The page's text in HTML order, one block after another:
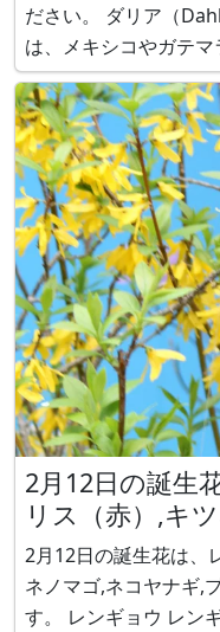
ださい。 ダリア（Dahlia、学名：Dahlia pinnata）と
は、メキシコやガテ
寒性多年性植物（球根）です。 別名で
(天竺牡丹) 、大麗花
メキシコの国
2月12日の誕生
リス（赤）,キ
リムラマラコ
2月12日の誕生花は、
ネノマゴ,ネコヤナギ,
す。 レンギョウ レンギョウ（連翹、学名：Forsythia